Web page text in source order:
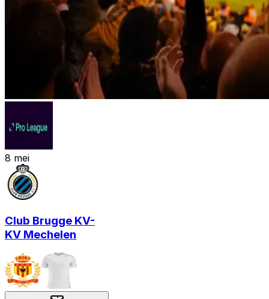
8 mei
Club Brugge KV-
KV Mechelen